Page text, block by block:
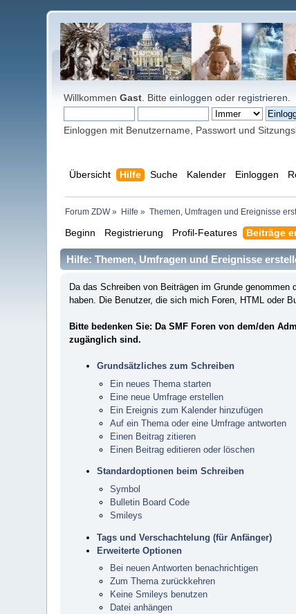
WillkommenGast . Bitteeinloggen oder registrieren
Einloggen mit Benutzername, Passwort und
Übersicht Hilfe Suche Kalender Einloggen
Forum ZDW» Hilfe » Themen, Umfragen und Ereignisse
Beginn Registrierung Profil-Features Beiträge
Hilfe: Themen, Umfragen und Ereignisse
Da das Schreiben von Beiträgen im Grunde
haben. Die Benutzer, die sich mich Foren, HTML oder
Bitte bedenken Sie: Da SMF Foren von dem/den
zugänglich sind.
Grundsätzliches zum Schreiben
Ein neues Thema starten
Eine neue Umfrage erstellen
Ein Ereignis zum Kalender hinzufügen
Auf ein Thema oder eine Umfrage antworten
Einen Beitrag zitieren
Einen Beitrag editieren oder löschen
Standardoptionen beim Schreiben
Symbol
Bulletin Board Code
Smileys
Tags und Verschachtelung (für Anfänger)
Erweiterte Optionen
Bei neuen Antworten benachrichtigen
Zum Thema zurückkehren
Keine Smileys benutzen
Datei anhängen